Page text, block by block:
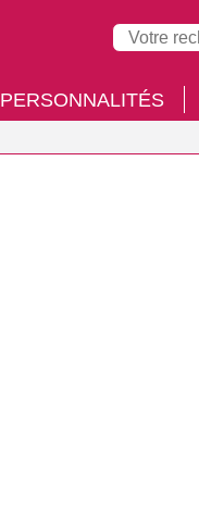
PERSONNALITÉS